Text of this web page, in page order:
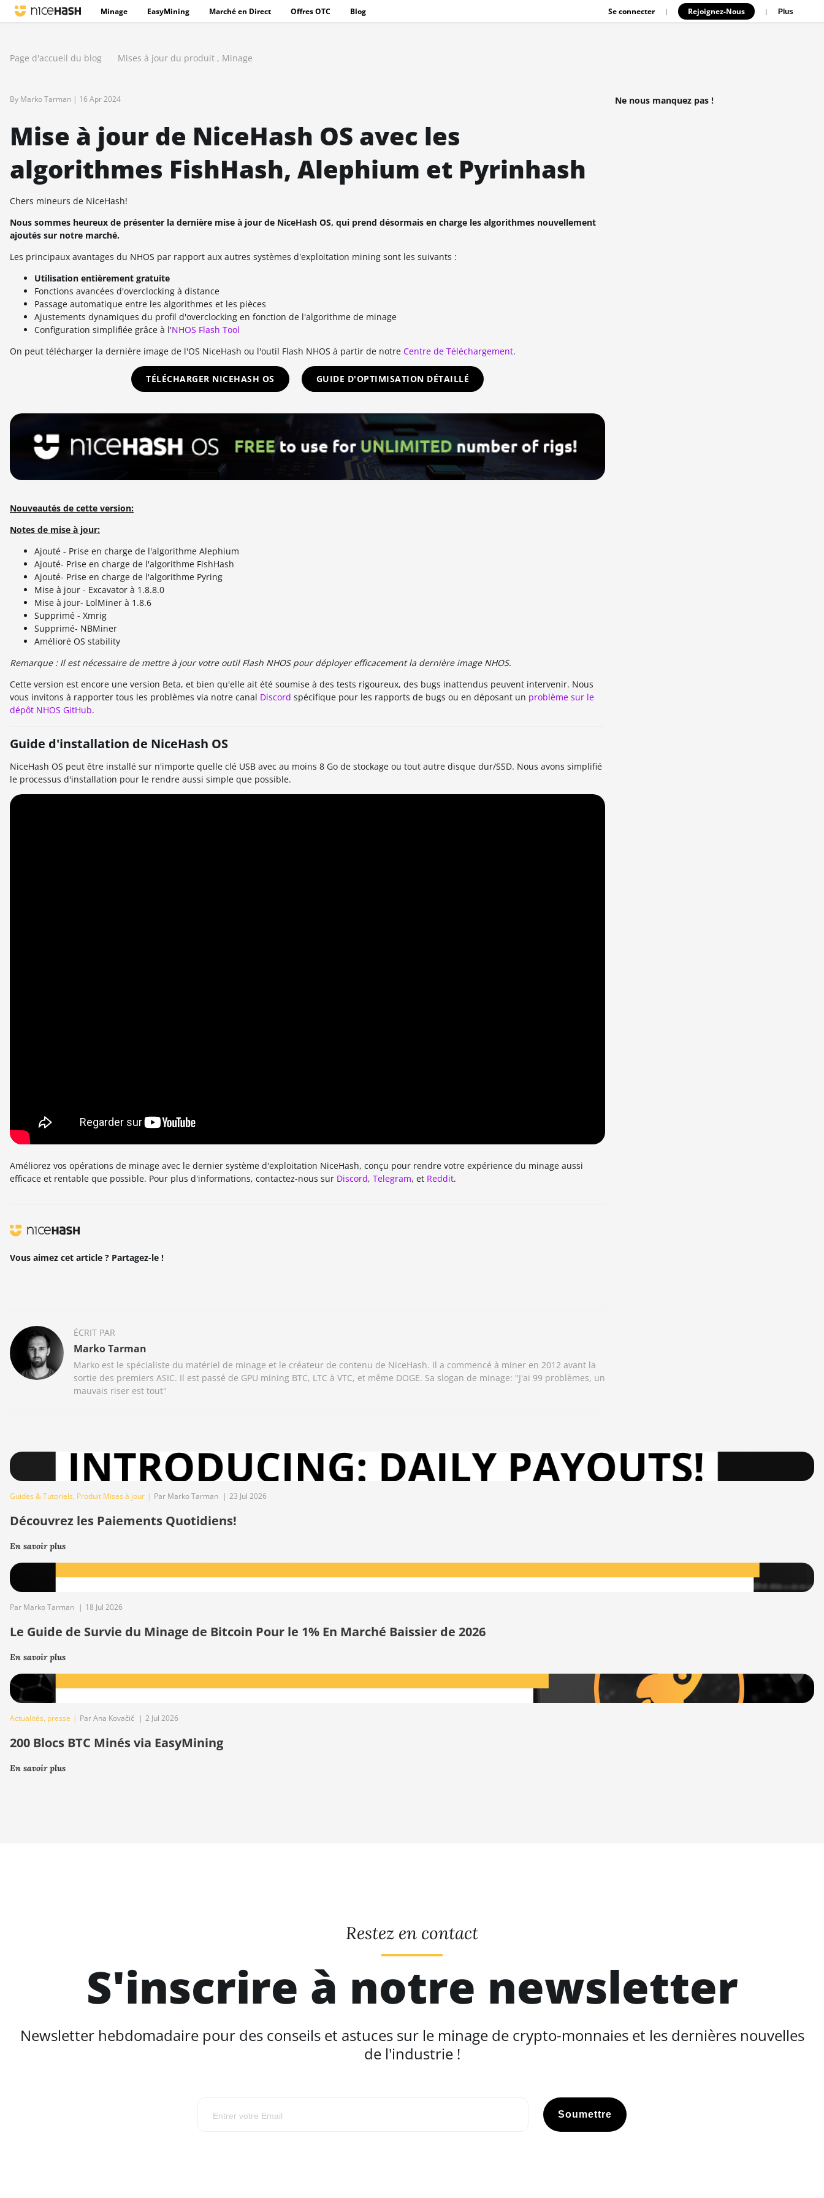
Minage EasyMining Marché en Direct Offres OTC Blog Se connecter | Rejoignez-Nous | Plus
Page d'accueil du blog Mises à jour du produit , Minage
By Marko Tarman | 16 Apr 2024
Mise à jour de NiceHash OS avec les
algorithmes FishHash, Alephium et Pyrinhash
Chers mineurs de NiceHash!
Nous sommes heureux de présenter la dernière mise à jour de NiceHash OS, qui prend désormais en charge les algorithmes nouvellement
ajoutés sur notre marché.
Les principaux avantages du NHOS par rapport aux autres systèmes d'exploitation mining sont les suivants :
Utilisation entièrement gratuite
Fonctions avancées d'overclocking à distance
Passage automatique entre les algorithmes et les pièces
Ajustements dynamiques du profil d'overclocking en fonction de l'algorithme de minage
Configuration simplifiée grâce à l'NHOS Flash Tool
On peut télécharger la dernière image de l'OS NiceHash ou l'outil Flash NHOS à partir de notre Centre de Téléchargement.
TÉLÉCHARGER NICEHASH OS GUIDE D'OPTIMISATION DÉTAILLÉ
Nouveautés de cette version:
Notes de mise à jour:
Ajouté - Prise en charge de l'algorithme Alephium
Ajouté- Prise en charge de l'algorithme FishHash
Ajouté- Prise en charge de l'algorithme Pyring
Mise à jour - Excavator à 1.8.8.0
Mise à jour- LolMiner à 1.8.6
Supprimé - Xmrig
Supprimé- NBMiner
Amélioré OS stability
Remarque : Il est nécessaire de mettre à jour votre outil Flash NHOS pour déployer efficacement la dernière image NHOS.
Cette version est encore une version Beta, et bien qu'elle ait été soumise à des tests rigoureux, des bugs inattendus peuvent intervenir. Nous
vous invitons à rapporter tous les problèmes via notre canal Discord spécifique pour les rapports de bugs ou en déposant un problème sur le
dépôt NHOS GitHub.
Guide d'installation de NiceHash OS
NiceHash OS peut être installé sur n'importe quelle clé USB avec au moins 8 Go de stockage ou tout autre disque dur/SSD. Nous avons simplifié
le processus d'installation pour le rendre aussi simple que possible.
Améliorez vos opérations de minage avec le dernier système d'exploitation NiceHash, conçu pour rendre votre expérience du minage aussi
efficace et rentable que possible. Pour plus d'informations, contactez-nous sur Discord, Telegram, et Reddit.
Vous aimez cet article ? Partagez-le !
ÉCRIT PAR
Marko Tarman
Marko est le spécialiste du matériel de minage et le créateur de contenu de NiceHash. Il a commencé à miner en 2012 avant la
sortie des premiers ASIC. Il est passé de GPU mining BTC, LTC à VTC, et même DOGE. Sa slogan de minage: "J'ai 99 problèmes, un
mauvais riser est tout"
Ne nous manquez pas !
Guides & Tutoriels, Produit Mises à jour | Par Marko Tarman | 23 Jul 2026
Découvrez les Paiements Quotidiens!
En savoir plus
Par Marko Tarman | 18 Jul 2026
Le Guide de Survie du Minage de Bitcoin Pour le 1% En Marché Baissier de 2026
En savoir plus
Actualités, presse | Par Ana Kovačič | 2 Jul 2026
200 Blocs BTC Minés via EasyMining
En savoir plus
Restez en contact
S'inscrire à notre newsletter
Newsletter hebdomadaire pour des conseils et astuces sur le minage de crypto-monnaies et les dernières nouvelles
de l'industrie !
Soumettre